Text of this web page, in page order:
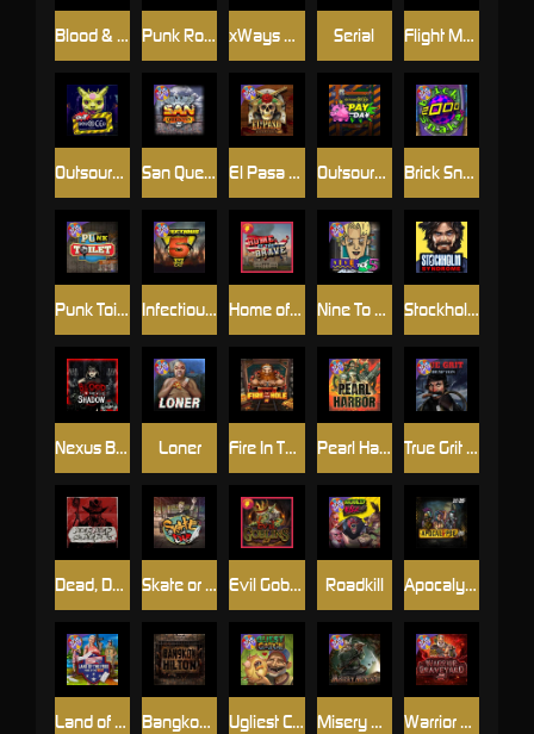
Nexus Blood & Shadow
Dead, Dead, or Deader
Home of the Brave
Blood & Shadow
Skate or Die
Stockholm Syndrome
Apocalypse Super xNudge
Outsourced
Punk Rocker 2
Bangkok Hilton
Loner
Outsourced: Payday
Fire In The Hole xBomb
Roadkill
Nine To Five
El Pasa Gunfight xNudge
Land of the Free
Brick Snake 2000
Warrior Graveyard xNudge
Flight Mode
Evil Goblins xBomb
San Quentin xWays
Serial
Punk Toilet
Pearl Harbor
Infectious 5 xWays
Misery Mining
True Grit Redemption
xWays Hoarder xSplit
Ugliest Catch